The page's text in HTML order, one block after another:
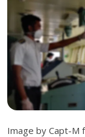
Image by Capt-M